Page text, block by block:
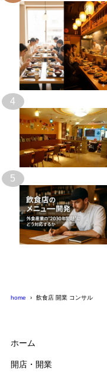
4
5
home 飲食店 開業 コンサル
ホーム
開店・開業